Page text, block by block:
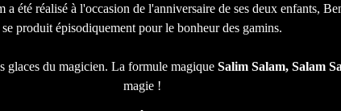
réalisé à l'occasion de l'anniversaire de ses deux enfants,
se produit épisodiquement pour le bonheur des gamins.
glaces du magicien. La formule magiqueSalim Salam, Salam
magie !